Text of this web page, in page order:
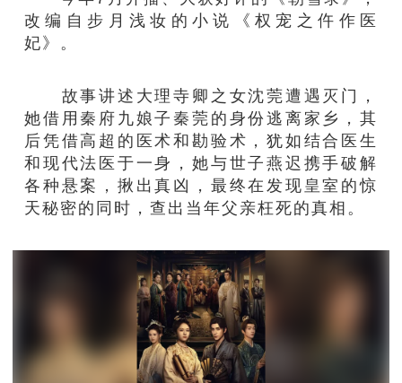
改编自步月浅妆的小说《权宠之仵作医
妃》。
故事讲述大理寺卿之女沈莞遭遇灭门，
她借用秦府九娘子秦莞的身份逃离家乡，其
后凭借高超的医术和勘验术，犹如结合医生
和现代法医于一身，她与世子燕迟携手破解
各种悬案，揪出真凶，最终在发现皇室的惊
天秘密的同时，查出当年父亲枉死的真相。